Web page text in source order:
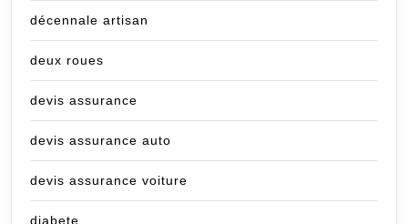
décennale artisan
deux roues
devis assurance
devis assurance auto
devis assurance voiture
diabete